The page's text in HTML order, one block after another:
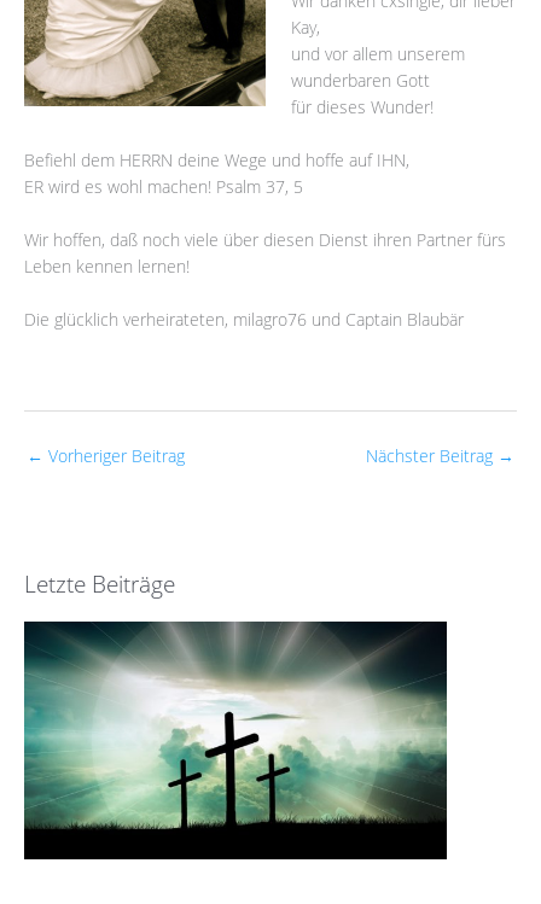
Kay,
und vor allem unserem
wunderbaren Gott
für dieses Wunder!
Befiehl dem HERRN deine Wege und hoffe auf IHN,
ER wird es wohl machen! Psalm 37, 5
Wir hoffen, daß noch viele über diesen Dienst ihren Partner fürs
Leben kennen lernen!
Die glücklich verheirateten, milagro76 und Captain Blaubär
← Vorheriger Beitrag Nächster Beitrag →
Letzte Beiträge